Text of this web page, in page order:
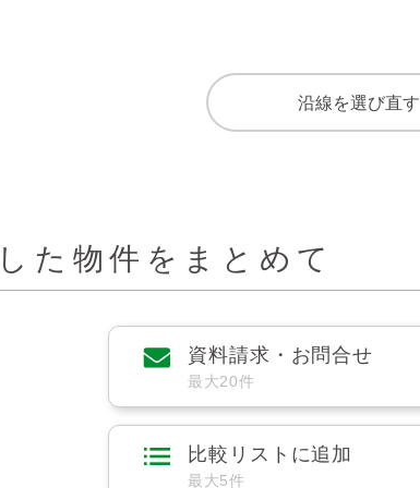
沿線を選び直す
た物件をまとめて
資料請求・お問合せ
最大20件
比較リストに追加
最大5件